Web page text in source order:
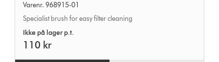
Varenr. 968915-01
Specialist brush for easy filter cleaning
Ikke på lager p.t.
110 kr